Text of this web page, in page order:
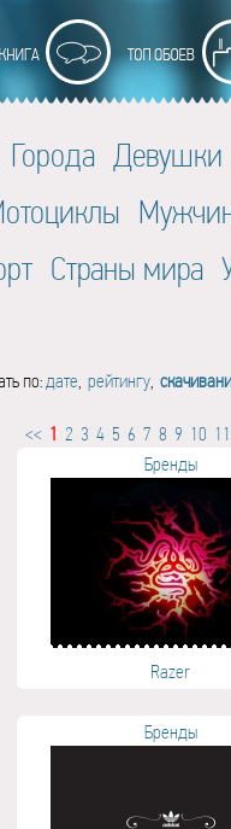
Города Девушки
Страны мира
по:дате, рейтингу,
<< 1 2 3 4 5 6 7 8 9 10 11
Бренды
Razer
Бренды